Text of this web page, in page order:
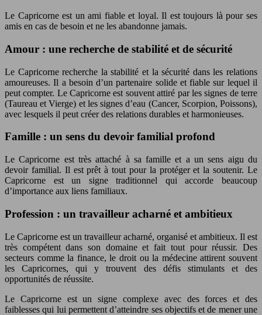
Le Capricorne est un ami fiable et loyal. Il est toujours là pour ses
amis en cas de besoin et ne les abandonne jamais.
Amour : une recherche de stabilité et de sécurité
Le Capricorne recherche la stabilité et la sécurité dans les relations
amoureuses. Il a besoin d’un partenaire solide et fiable sur lequel il
peut compter. Le Capricorne est souvent attiré par les signes de terre
(Taureau et Vierge) et les signes d’eau (Cancer, Scorpion, Poissons),
avec lesquels il peut créer des relations durables et harmonieuses.
Famille : un sens du devoir familial profond
Le Capricorne est très attaché à sa famille et a un sens aigu du
devoir familial. Il est prêt à tout pour la protéger et la soutenir. Le
Capricorne est un signe traditionnel qui accorde beaucoup
d’importance aux liens familiaux.
Profession : un travailleur acharné et ambitieux
Le Capricorne est un travailleur acharné, organisé et ambitieux. Il est
très compétent dans son domaine et fait tout pour réussir. Des
secteurs comme la finance, le droit ou la médecine attirent souvent
les Capricornes, qui y trouvent des défis stimulants et des
opportunités de réussite.
Le Capricorne est un signe complexe avec des forces et des
faiblesses qui lui permettent d’atteindre ses objectifs et de mener une